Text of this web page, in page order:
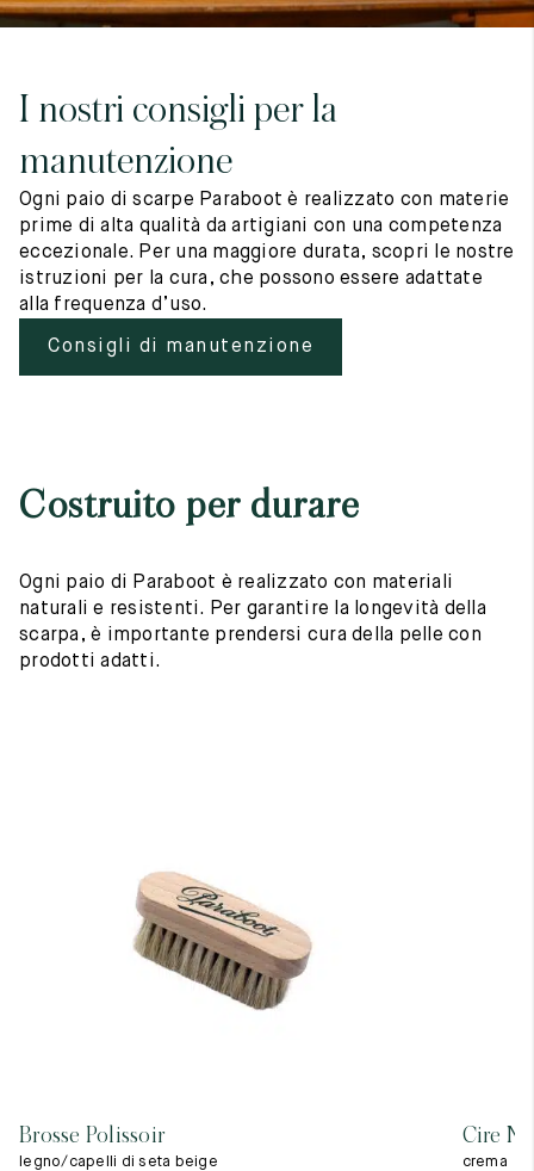
I nostri consigli per la
manutenzione
Ogni paio di scarpe Paraboot è realizzato con materie
prime di alta qualità da artigiani con una competenza
eccezionale. Per una maggiore durata, scopri le nostre
istruzioni per la cura, che possono essere adattate
alla frequenza d’uso.
Consigli di manutenzione
Costruito per durare
Ogni paio di Paraboot è realizzato con materiali
naturali e resistenti. Per garantire la longevità della
scarpa, è importante prendersi cura della pelle con
prodotti adatti.
Brosse Polissoir
legno/capelli di seta beige
Cire
crema